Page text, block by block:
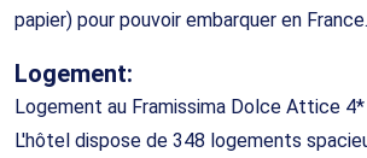
papier) pour pouvoir embarquer en France.
Logement:
Logement au Framissima Dolce Attice
L'hôtel dispose de 348 logements